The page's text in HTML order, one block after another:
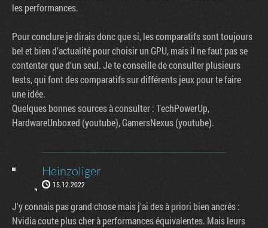
les performances.
Pour conclure je dirais donc que si, les comparatifs sont toujours
bel et bien d’actualité pour choisir un GPU, mais il ne faut pas se
contenter que d'un seul. Je te conseille de consulter plusieurs
tests, qui font des comparatifs sur différents jeux pour te faire
une idée.
Quelques bonnes sources à consulter : TechPowerUp,
HardwareUnboxed (youtube), GamersNexus (youtube).
Heinzoliger
15.12.2022
J'y connais pas grand chose mais j'ai des à priori bien ancrés :
Nvidia coute plus cher à performances équivalentes. Mais leurs